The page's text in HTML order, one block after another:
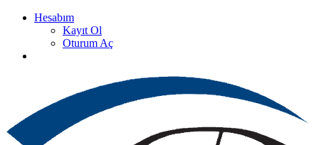
Hesabım
Kayıt Ol
Oturum Aç